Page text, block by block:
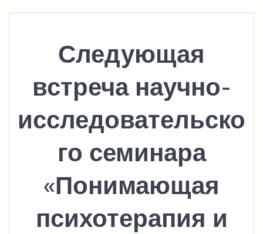
Следующая
встреча научно-
исследовательско
го семинара
«Понимающая
психотерапия и